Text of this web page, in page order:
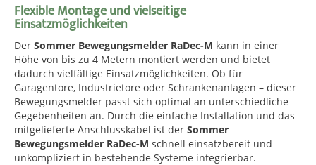
Flexible Montage und vielseitige
Einsatzmöglichkeiten
Der Sommer Bewegungsmelder RaDec-M kann in einer
Höhe von bis zu 4 Metern montiert werden und bietet
dadurch vielfältige Einsatzmöglichkeiten. Ob für
Garagentore, Industrietore oder Schrankenanlagen – dieser
Bewegungsmelder passt sich optimal an unterschiedliche
Gegebenheiten an. Durch die einfache Installation und das
mitgelieferte Anschlusskabel ist der Sommer
Bewegungsmelder RaDec-M schnell einsatzbereit und
unkompliziert in bestehende Systeme integrierbar.